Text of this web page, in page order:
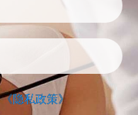
《隐私政策》